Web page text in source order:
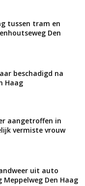
tussen tram en
Den
beschadigd na
Haag
aangetroffen in
vermiste vrouw
uit auto
Den Haag